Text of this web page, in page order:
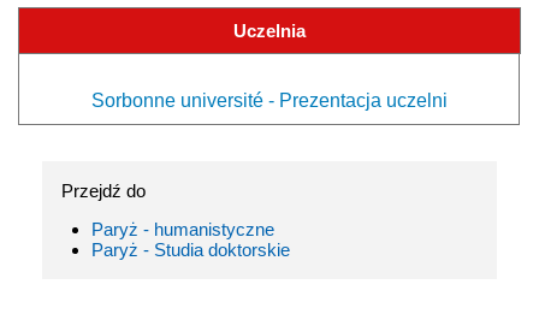
Uczelnia
Sorbonne université - Prezentacja uczelni
Przejdź do
Paryż - humanistyczne
Paryż - Studia doktorskie